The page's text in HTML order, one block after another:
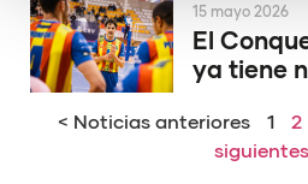
El
ya tiene
15 mayo 2026
< Noticias anteriores 1 2